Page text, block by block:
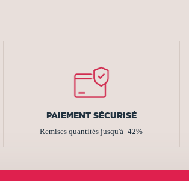
PAIEMENT SÉCURISÉ
Remises quantités jusqu'à -42%